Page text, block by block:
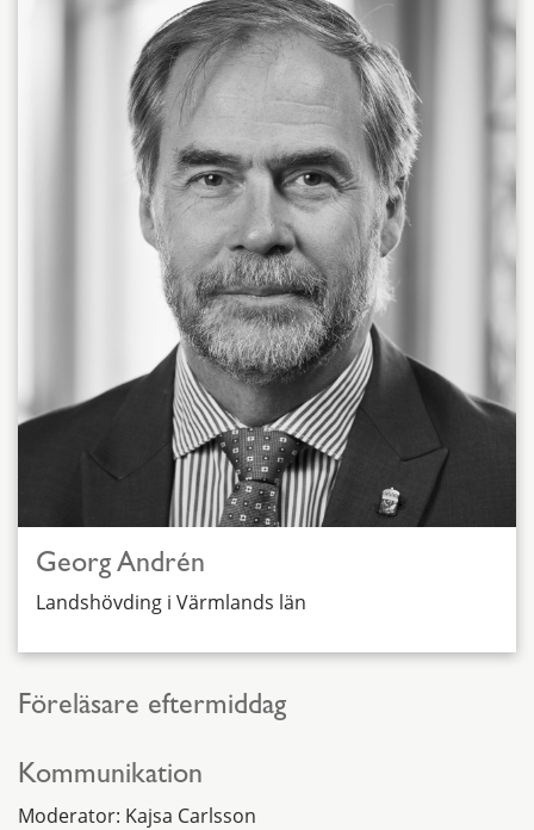
Georg Andrén
Landshövding i Värmlands län
Föreläsare eftermiddag
Kommunikation
Moderator: Kajsa Carlsson